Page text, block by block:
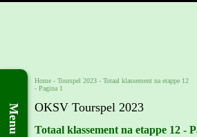
Menu
Home - Tourspel 2023 - Totaal klassement na etappe 12
- Pagina 1
OKSV Tourspel 2023
Totaal klassement na etappe 12 -